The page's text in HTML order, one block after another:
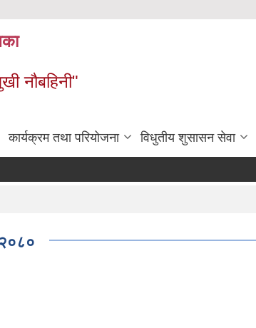
नौबहिनी"
कार्यक्रम तथा परियोजना विधुतीय शुसासन सेवा